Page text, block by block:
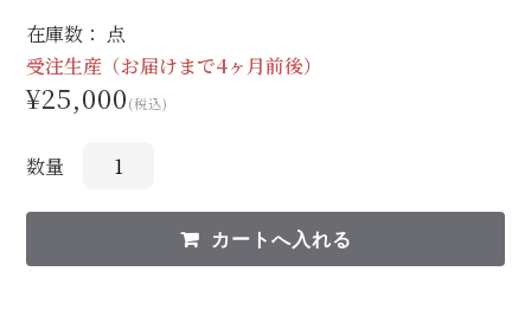
在庫数： 点
受注生産（お届けまで4ヶ月前後）
¥25,000(税込)
数量